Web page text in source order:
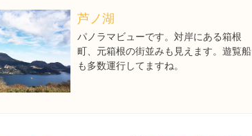
芦ノ湖
パノラマビューです。対岸にある箱根
町、元箱根の街並みも見えます。遊覧船
も多数運行してますね。